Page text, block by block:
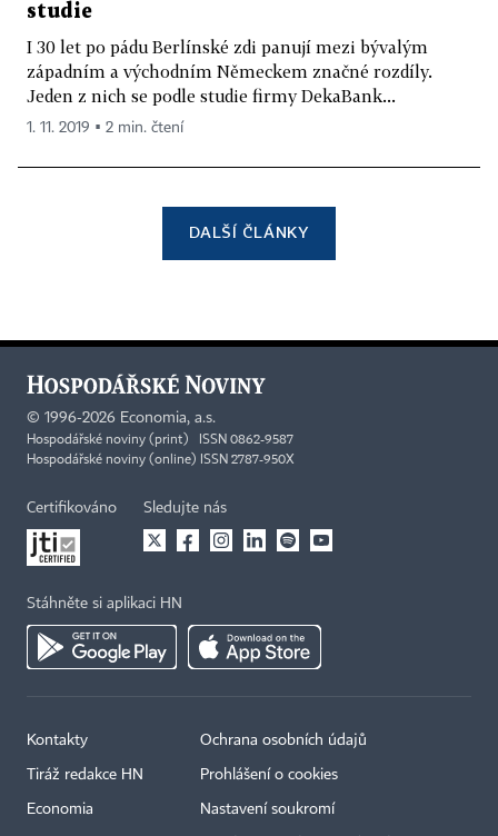
studie
I 30 let po pádu Berlínské zdi panují mezi bývalým
západním a východním Německem značné rozdíly.
Jeden z nich se podle studie firmy DekaBank...
1. 11. 2019 ▪ 2 min. čtení
DALŠÍ ČLÁNKY
© 1996-2026 Economia, a.s.
Hospodářské noviny (print) ISSN 0862-9587
Hospodářské noviny (online) ISSN 2787-950X
Certifikováno Sledujte nás
Stáhněte si aplikaci HN
Kontakty
Tiráž redakce HN
Economia
Ochrana osobních údajů
Prohlášení o cookies
Nastavení soukromí